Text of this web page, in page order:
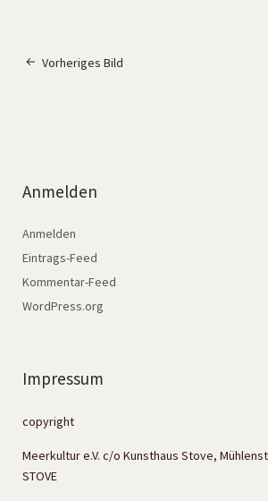
Vorheriges Bild
Anmelden
Anmelden
Eintrags-Feed
Kommentar-Feed
WordPress.org
Impressum
copyright
Meerkultur e.V. c/o Kunsthaus Stove,
STOVE